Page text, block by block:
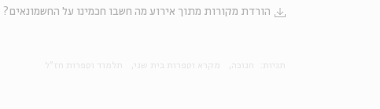
הורדת מקורות מתוך אירוע מה חשבו חכמינו על החשמונאים?